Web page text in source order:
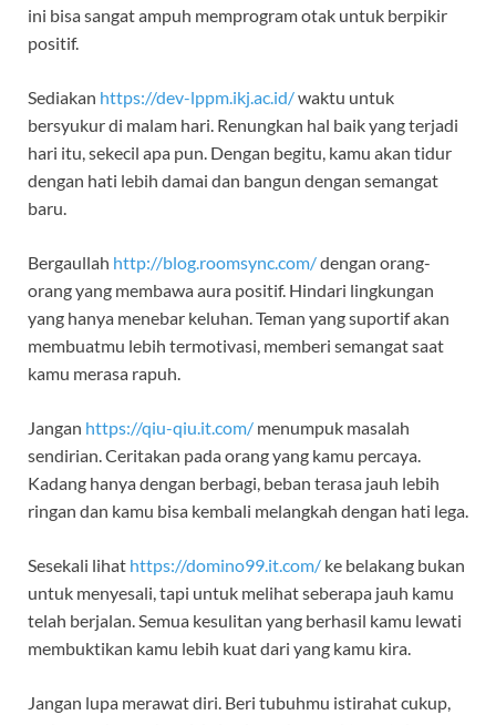
ini bisa sangat ampuh memprogram otak untuk berpikir
positif.
Sediakan https://dev-lppm.ikj.ac.id/waktu untuk
bersyukur di malam hari. Renungkan hal baik yang terjadi
hari itu, sekecil apa pun. Dengan begitu, kamu akan tidur
dengan hati lebih damai dan bangun dengan semangat
baru.
Bergaullah http://blog.roomsync.com/dengan orang-
orang yang membawa aura positif. Hindari lingkungan
yang hanya menebar keluhan. Teman yang suportif akan
membuatmu lebih termotivasi, memberi semangat saat
kamu merasa rapuh.
Jangan https://qiu-qiu.it.com/ menumpuk masalah
sendirian. Ceritakan pada orang yang kamu percaya.
Kadang hanya dengan berbagi, beban terasa jauh lebih
ringan dan kamu bisa kembali melangkah dengan hati lega.
Sesekali lihat https://domino99.it.com/ ke belakang bukan
untuk menyesali, tapi untuk melihat seberapa jauh kamu
telah berjalan. Semua kesulitan yang berhasil kamu lewati
membuktikan kamu lebih kuat dari yang kamu kira.
Jangan lupa merawat diri. Beri tubuhmu istirahat cukup,